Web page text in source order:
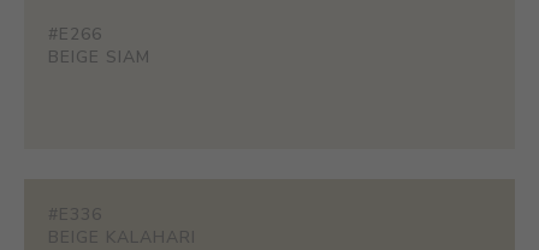
#E266
BEIGE SIAM
#E336
BEIGE KALAHARI